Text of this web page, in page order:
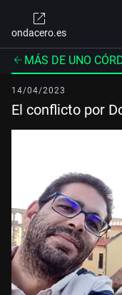
ondacero.es
MÁS DE UNO
14/04/2023
El conflicto por